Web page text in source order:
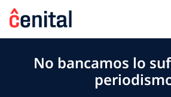
No bancamos lo